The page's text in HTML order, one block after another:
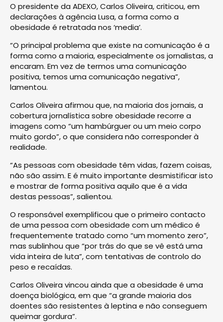
O presidente da ADEXO, Carlos Oliveira, criticou, em
declarações à agência Lusa, a forma como a
obesidade é retratada nos ‘media’.
“O principal problema que existe na comunicação é a
forma como a maioria, especialmente os jornalistas, a
encaram. Em vez de termos uma comunicação
positiva, temos uma comunicação negativa”,
lamentou.
Carlos Oliveira afirmou que, na maioria dos jornais, a
cobertura jornalística sobre obesidade recorre a
imagens como “um hambúrguer ou um meio corpo
muito gordo”, o que considera não corresponder à
realidade.
“As pessoas com obesidade têm vidas, fazem coisas,
não são assim. E é muito importante desmistificar isto
e mostrar de forma positiva aquilo que é a vida
destas pessoas”, salientou.
O responsável exemplificou que o primeiro contacto
de uma pessoa com obesidade com um médico é
frequentemente tratado como “um momento zero”,
mas sublinhou que “por trás do que se vê está uma
vida inteira de luta”, com tentativas de controlo do
peso e recaídas.
Carlos Oliveira vincou ainda que a obesidade é uma
doença biológica, em que “a grande maioria dos
doentes são resistentes à leptina e não conseguem
queimar gordura”.